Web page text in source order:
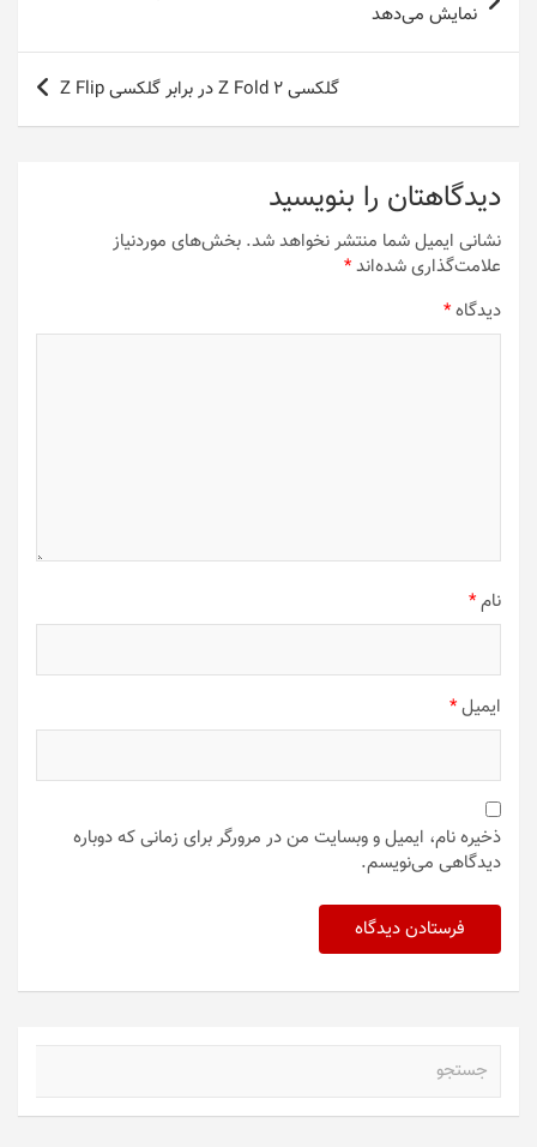
نمایش می‌دهد
گلکسی Z Fold 2 در برابر گلکسی Z Flip
دیدگاهتان را بنویسید
نشانی ایمیل شما منتشر نخواهد شد. بخش‌های موردنیاز
علامت‌گذاری شده‌اند*
دیدگاه*
نام*
ایمیل*
ذخیره نام، ایمیل و وبسایت من در مرورگر برای زمانی که دوباره
دیدگاهی می‌نویسم.